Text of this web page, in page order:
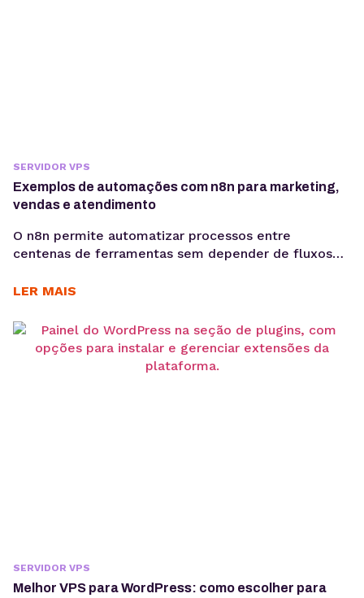
SERVIDOR VPS
Exemplos de automações com n8n para marketing,
vendas e atendimento
O n8n permite automatizar processos entre
centenas de ferramentas sem depender de fluxos
marketing, vendas, atendimento e desenvolvimento.
rotina de empresas que precisam aumentar a
eficiência operacional, reduzir erros manuais e
integrar sistemas que não se comunicam
LER MAIS
SERVIDOR VPS
Melhor VPS para WordPress: como escolher para